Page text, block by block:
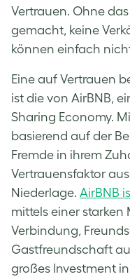
Vertrauen. Ohne
gemacht, keine
können einfach
Eine auf Vertrauen
ist die von AirBNB,
Sharing Economy.
basierend auf der
Fremde in ihrem
Vertrauensfaktor
Niederlage. AirBNB
mittels einer starken
Verbindung,
Gastfreundschaft
großes Investment